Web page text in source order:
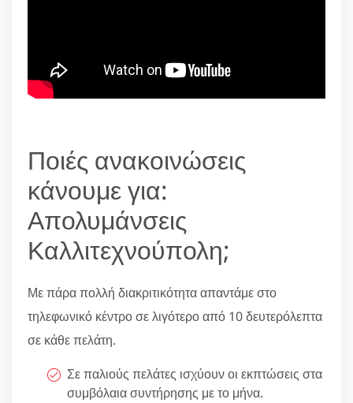
Ποιές ανακοινώσεις
κάνουμε για:
Απολυμάνσεις
Καλλιτεχνούπολη;
Με πάρα πολλή διακριτικότητα απαντάμε στο
τηλεφωνικό κέντρο σε λιγότερο από 10 δευτερόλεπτα
σε κάθε πελάτη.
Σε παλιούς πελάτες ισχύουν οι εκπτώσεις στα
συμβόλαια συντήρησης με το μήνα.